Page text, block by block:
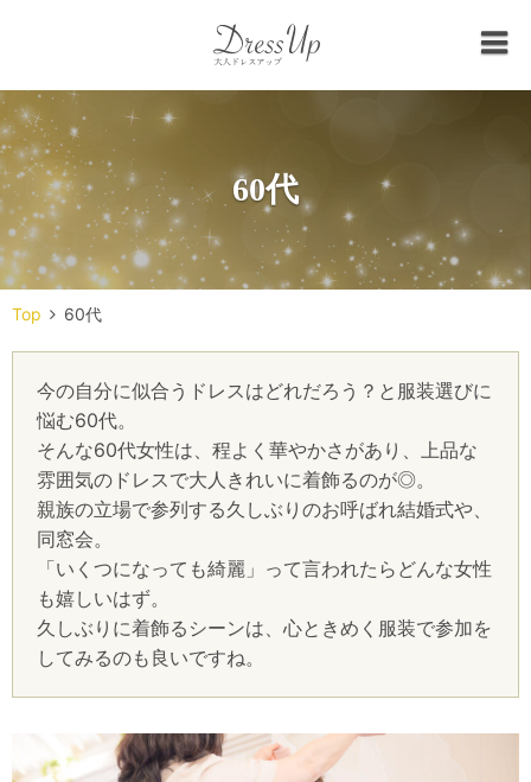
60代
Top 60代
今の自分に似合うドレスはどれだろう？と服装選びに
悩む60代。
そんな60代女性は、程よく華やかさがあり、上品な
雰囲気のドレスで大人きれいに着飾るのが◎。
親族の立場で参列する久しぶりのお呼ばれ結婚式や、
同窓会。
「いくつになっても綺麗」って言われたらどんな女性
も嬉しいはず。
久しぶりに着飾るシーンは、心ときめく服装で参加を
してみるのも良いですね。